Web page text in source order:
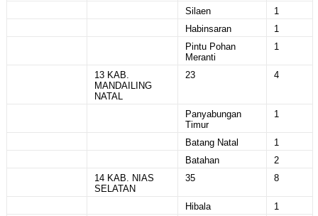
Silaen
1
Habinsaran
1
Pintu Pohan
Meranti
1
13 KAB.
MANDAILING
NATAL
23 4
Panyabungan
Timur
1
Batang Natal
1
Batahan
2
14 KAB. NIAS
SELATAN
35 8
Hibala 1